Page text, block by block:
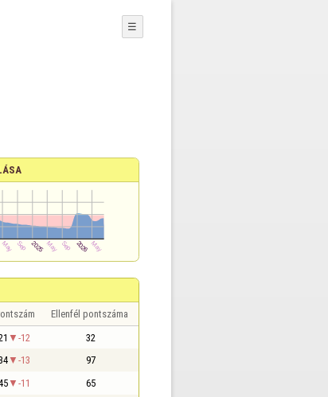
☰
Ellenfél pontszáma
-12 32
-13 97
-11 65